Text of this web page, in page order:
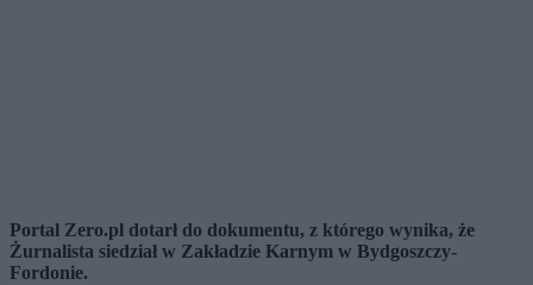
Portal Zero.pl dotarł do dokumentu, z którego wynika, że
Żurnalista siedział w Zakładzie Karnym w Bydgoszczy-
Fordonie.